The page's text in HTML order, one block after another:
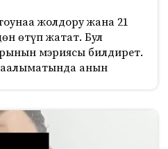
жолдору жана 21
өтүп жатат. Бул
мэриясы билдирет.
анын